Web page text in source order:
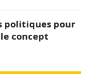
politiques pour
concept